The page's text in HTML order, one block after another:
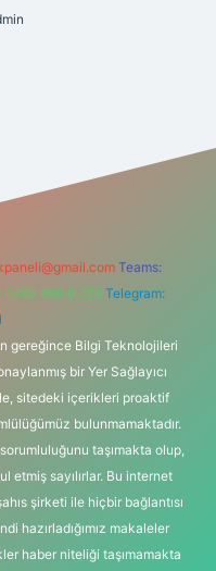
Teams:
0262 606 0 726 Telegram:
gereğince Bilgi Teknolojileri
bir Yer Sağlayıcı
sitedeki içerikleri proaktif
bulunmamaktadır.
taşımakta olup,
etmiş sayılırlar. Bu internet
şirketi ile hiçbir bağlantısı
hazırladığımız makaleler
haber niteliği taşımamakta